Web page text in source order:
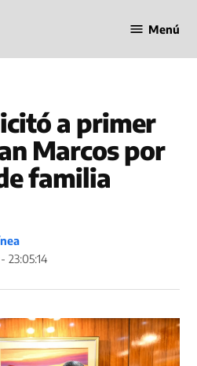
en Línea
Menú
a primer
Marcos por
familia
23:05:14